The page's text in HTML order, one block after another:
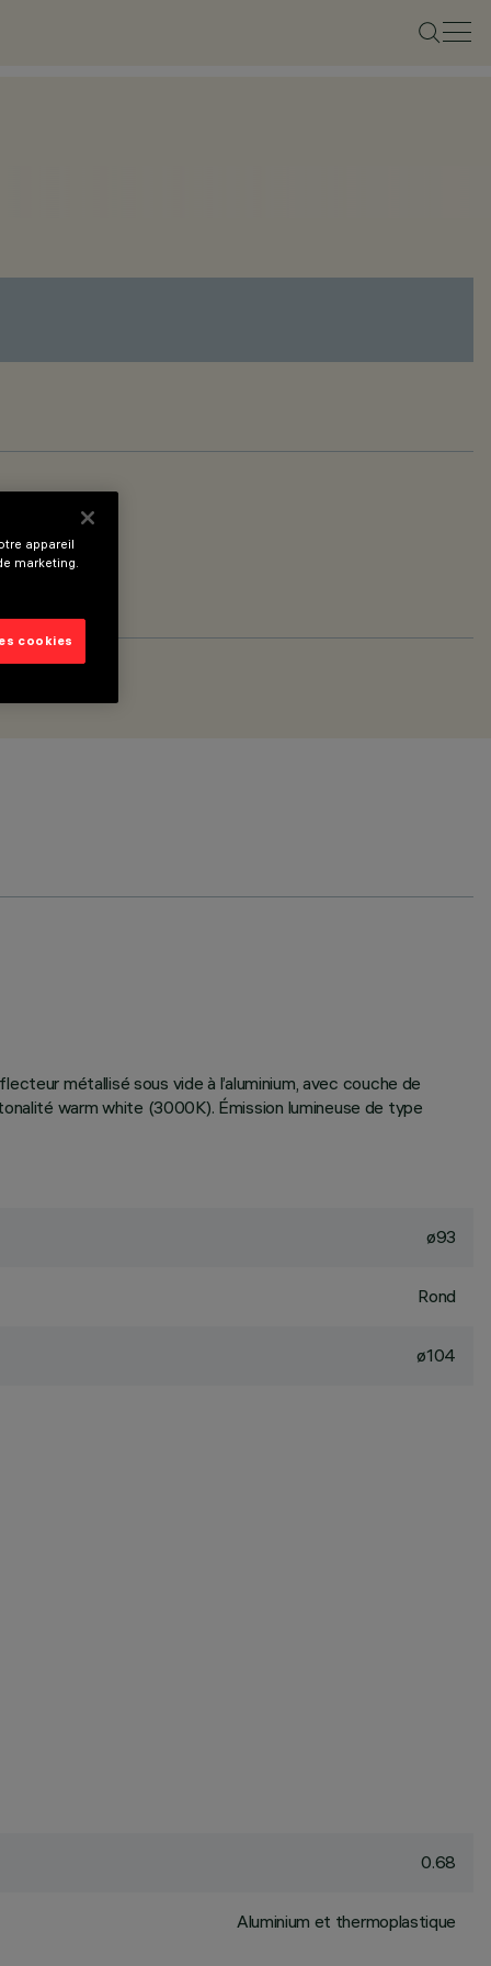
métallisé sous vide à l’aluminium, avec couche de
warm white (3000K). Émission lumineuse de type
ø93
Rond
ø104
0.68
Aluminium et thermoplastique
appareil
marketing.
cookies